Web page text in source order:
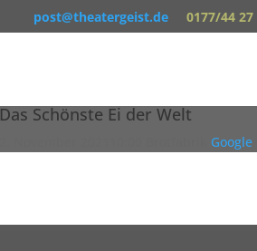
post@theatergeist.de0177/44 27
Das Schönste Ei der Welt